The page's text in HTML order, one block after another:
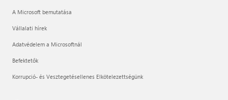
A Microsoft bemutatása
Vállalati hírek
Adatvédelem a Microsoftnál
Befektetők
Korrupció- és Vesztegetésellenes Elkötelezettségünk